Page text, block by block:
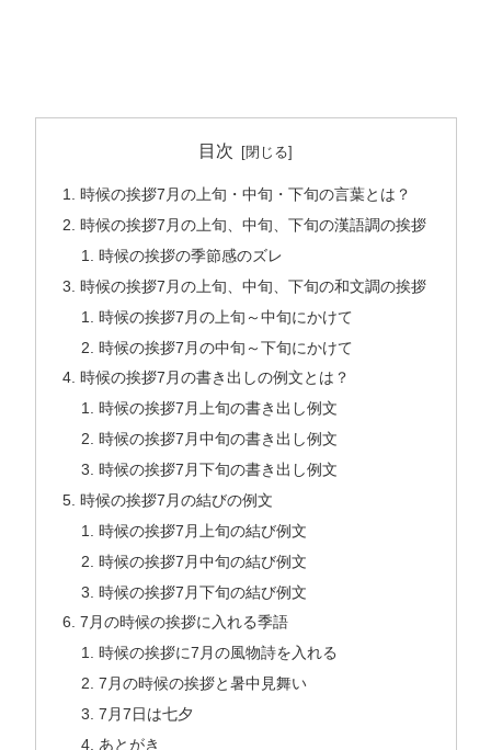
目次
時候の挨拶7月の上旬・中旬・下旬の言葉とは？
時候の挨拶7月の上旬、中旬、下旬の漢語調の挨拶
時候の挨拶の季節感のズレ
時候の挨拶7月の上旬、中旬、下旬の和文調の挨拶
時候の挨拶7月の上旬～中旬にかけて
時候の挨拶7月の中旬～下旬にかけて
時候の挨拶7月の書き出しの例文とは？
時候の挨拶7月上旬の書き出し例文
時候の挨拶7月中旬の書き出し例文
時候の挨拶7月下旬の書き出し例文
時候の挨拶7月の結びの例文
時候の挨拶7月上旬の結び例文
時候の挨拶7月中旬の結び例文
時候の挨拶7月下旬の結び例文
7月の時候の挨拶に入れる季語
時候の挨拶に7月の風物詩を入れる
7月の時候の挨拶と暑中見舞い
7月7日は七夕
あとがき